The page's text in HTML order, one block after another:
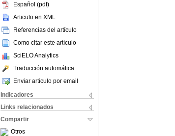
Español (pdf)
Articulo en XML
Referencias del artículo
Como citar este artículo
SciELO Analytics
Traducción automática
Enviar articulo por email
Indicadores
Links relacionados
Compartir
Otros